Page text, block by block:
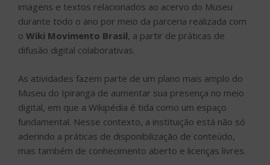
imagens e textos relacionados ao acervo do Museu
durante todo o ano por meio da parceria realizada com
o Wiki Movimento Brasil, a partir de práticas de
difusão digital colaborativas.
As atividades fazem parte de um plano mais amplo do
Museu do Ipiranga de aumentar sua presença no meio
digital, em que a Wikipédia é tida como um espaço
fundamental. Nesse contexto, a instituição está não só
aderindo a práticas de disponibilização de conteúdo,
mas também de conhecimento aberto e licenças livres.